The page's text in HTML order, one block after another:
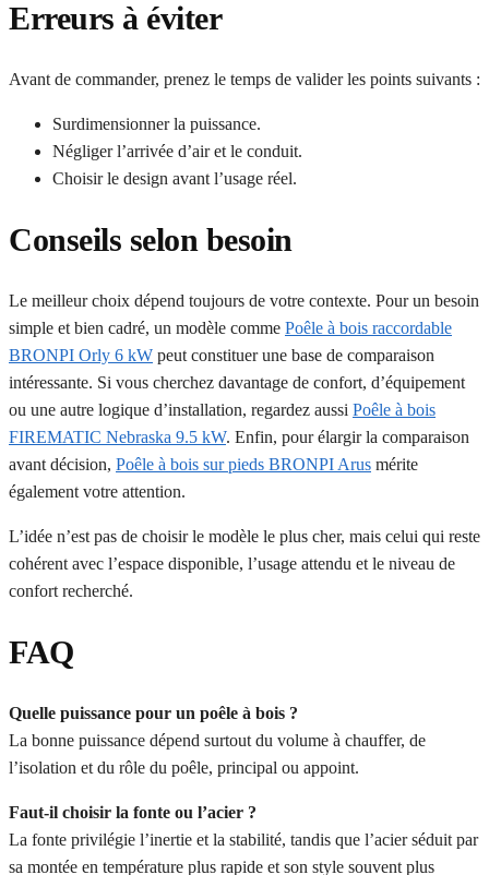
Erreurs à éviter
Avant de commander, prenez le temps de valider les points suivants :
Surdimensionner la puissance.
Négliger l’arrivée d’air et le conduit.
Choisir le design avant l’usage réel.
Conseils selon besoin
Le meilleur choix dépend toujours de votre contexte. Pour un besoin
simple et bien cadré, un modèle comme Poêle à bois raccordable
BRONPI Orly 6 kW peut constituer une base de comparaison
intéressante. Si vous cherchez davantage de confort, d’équipement
ou une autre logique d’installation, regardez aussi Poêle à bois
FIREMATIC Nebraska 9.5 kW. Enfin, pour élargir la comparaison
avant décision, Poêle à bois sur pieds BRONPI Arus mérite
également votre attention.
L’idée n’est pas de choisir le modèle le plus cher, mais celui qui reste
cohérent avec l’espace disponible, l’usage attendu et le niveau de
confort recherché.
FAQ
Quelle puissance pour un poêle à bois ?
La bonne puissance dépend surtout du volume à chauffer, de
l’isolation et du rôle du poêle, principal ou appoint.
Faut-il choisir la fonte ou l’acier ?
La fonte privilégie l’inertie et la stabilité, tandis que l’acier séduit par
sa montée en température plus rapide et son style souvent plus